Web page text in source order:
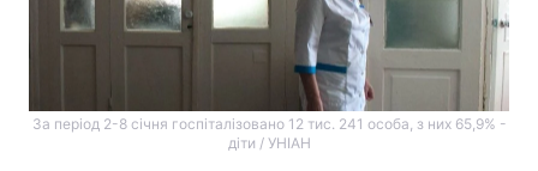
За період 2-8 січня госпіталізовано 12 тис. 241 особа, з них 65,9% -
діти / УНІАН